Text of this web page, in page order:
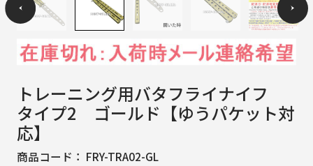
トレーニング用バタフライナイフ
タイプ2 ゴールド【ゆうパケット対
応】
商品コード： FRY-TRA02-GL